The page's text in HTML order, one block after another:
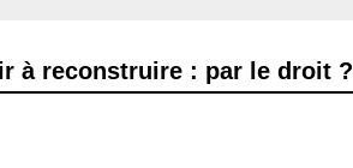
à reconstruire : par le droit ?